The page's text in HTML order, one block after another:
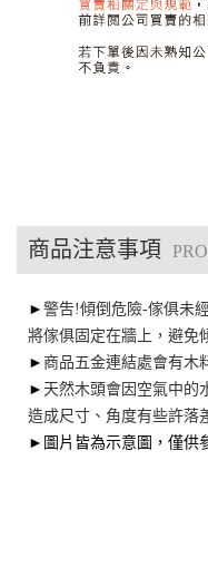
商品注意事項
► 警吿!傾倒危險-傢俱未
將傢俱固定在牆上，避免
► 商品五金連結處會有木
► 天然木頭會因空氣中的
造成尺寸、角度有些許落
►圖片皆為示意圖，僅供